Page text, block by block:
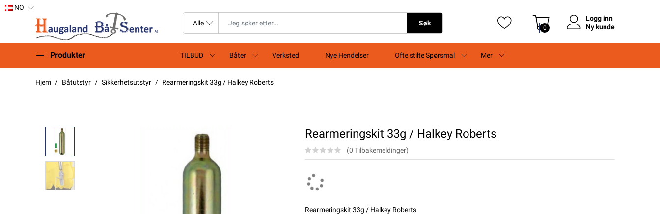
NO
Søk
0
Logg inn
Ny kunde
Produkter TILBUD Båter Verksted Nye Hendelser Ofte stilte Spørsmal Mer
Hjem Båtutstyr Sikkerhetsutstyr Rearmeringskit 33g / Halkey Roberts
Rearmeringskit 33g / Halkey Roberts
(0 Tilbakemeldinger)
Rearmeringskit 33g / Halkey Roberts